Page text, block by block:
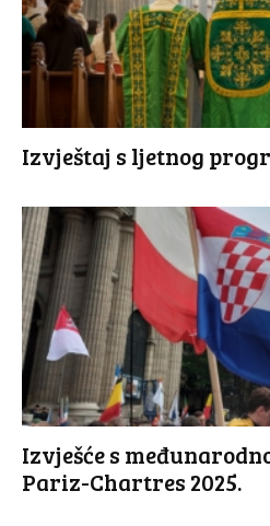
Izvještaj s ljetnog
Izvješće s
Pariz-Chartres 2025.